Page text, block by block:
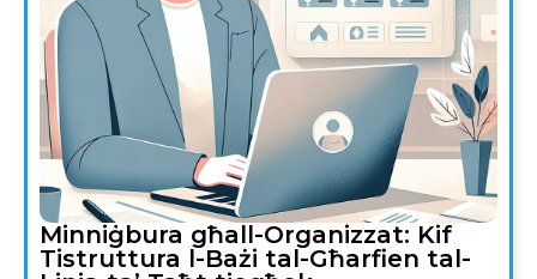
Minniġbura għall-Organizzat: Kif
Tistruttura l-Bażi tal-Għarfien tal-